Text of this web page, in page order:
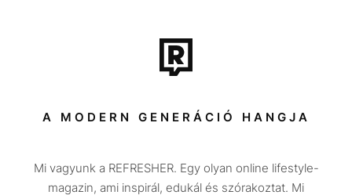
Tech-Tudomány
Sport
Társadalom
Utazás
A MODERN GENERÁCIÓ HANGJA
Mi vagyunk a REFRESHER. Egy olyan online lifestyle-
magazin, ami inspirál, edukál és szórakoztat. Mi